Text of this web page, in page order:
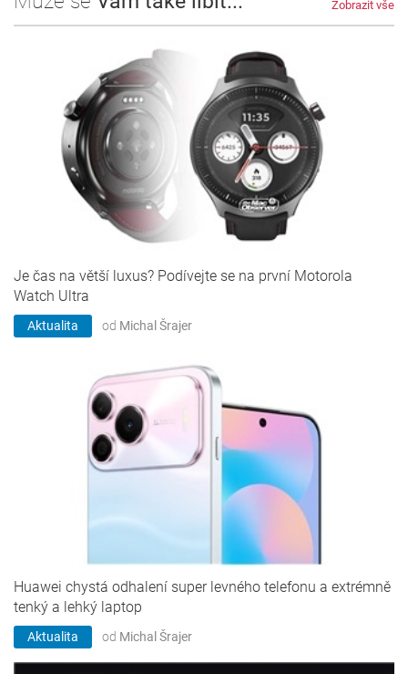
Zobrazit vše
Je čas na větší luxus? Podívejte se na první Motorola
Watch Ultra
Aktualita od Michal Šrajer
Huawei chystá odhalení super levného telefonu a extrémně
tenký a lehký laptop
Aktualita od Michal Šrajer